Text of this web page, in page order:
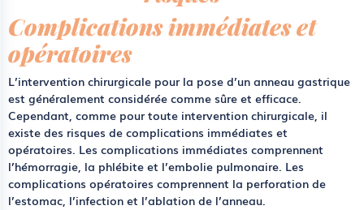
Complications immédiates et
opératoires
L’intervention chirurgicale pour la pose d’un anneau gastrique
est généralement considérée comme sûre et efficace.
Cependant, comme pour toute intervention chirurgicale, il
existe des risques de complications immédiates et
opératoires. Les complications immédiates comprennent
l’hémorragie, la phlébite et l’embolie pulmonaire. Les
complications opératoires comprennent la perforation de
l’estomac, l’infection et l’ablation de l’anneau.